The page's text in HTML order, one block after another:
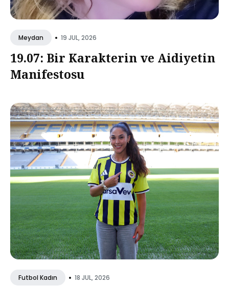
Meydan • 19 JUL, 2026
19.07: Bir Karakterin ve Aidiyetin
Manifestosu
Futbol Kadın • 18 JUL, 2026